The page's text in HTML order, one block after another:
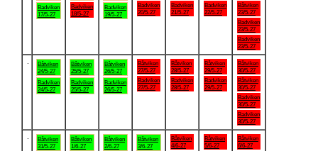
Badviken
17/5-27
Badviken
18/5-27
Badviken
19/5-27
Badviken
20/5-27
Badviken
21/5-27
Badviken
22/5-27
Båtviken
23/5-27
Badviken
23/5-27
Badviken
23/5-27
Båtviken
24/5-27
Badviken
24/5-27
Båtviken
25/5-27
Badviken
25/5-27
Båtviken
26/5-27
Badviken
26/5-27
Båtviken
27/5-27
Badviken
27/5-27
Båtviken
28/5-27
Badviken
28/5-27
Båtviken
29/5-27
Badviken
29/5-27
Båtviken
30/5-27
Båtviken
30/5-27
Badviken
30/5-27
Badviken
30/5-27
Båtviken
31/5-27
Båtviken
1/6-27
Båtviken
2/6-27
Båtviken
3/6-27
Båtviken
4/6-27
Båtviken
5/6-27
Båtviken
6/6-27